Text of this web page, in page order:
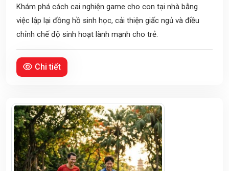
Khám phá cách cai nghiện game cho con tại nhà bằng
việc lập lại đồng hồ sinh học, cải thiện giấc ngủ và điều
chỉnh chế độ sinh hoạt lành mạnh cho trẻ.
Chi tiết